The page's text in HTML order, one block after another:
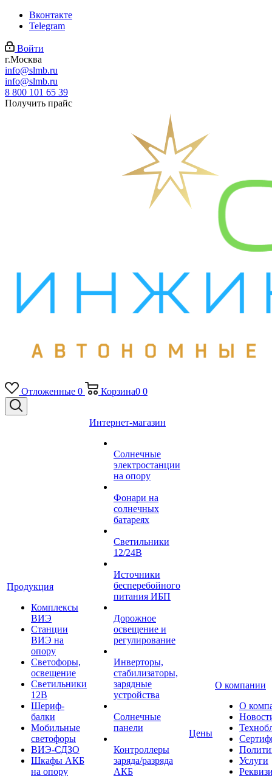
Вконтакте
Telegram
Войти
г.Москва
info@slmb.ru
info@slmb.ru
8 800 101 65 39
Получить прайс
Отложенные 0 Корзина0 0
Продукция
Комплексы
ВИЭ
Станции
ВИЭ на
опору
Светофоры,
освещение
Светильники
12В
Шериф-
балки
Мобильные
светофоры
ВИЭ-СДЗО
Шкафы АКБ
на опору
Интернет-магазин
Солнечные
электростанции
на опору
Фонари на
солнечных
батареях
Светильники
12/24В
Источники
бесперебойного
питания ИБП
Дорожное
освещение и
регулирование
Инверторы,
стабилизаторы,
зарядные
устройства
Солнечные
панели
Контроллеры
заряда/разряда
АКБ
Цены
О компании
О
Услуги